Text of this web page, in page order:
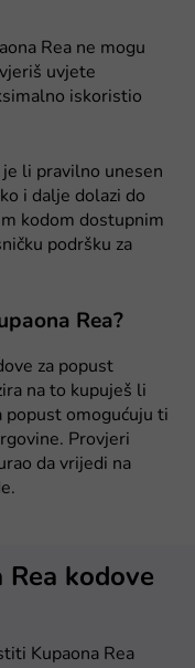
Rea ne mogu
uvjete
iskoristio
li pravilno unesen
i dalje dolazi do
kodom dostupnim
podršku za
Rea?
za popust
na to kupuješ li
popust omogućuju ti
Provjeri
da vrijedi na
Rea kodove
Kupaona Rea